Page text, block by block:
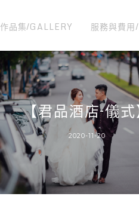
作品集/GALLERY 服務與費
【君品酒店-儀式
2020-11-20